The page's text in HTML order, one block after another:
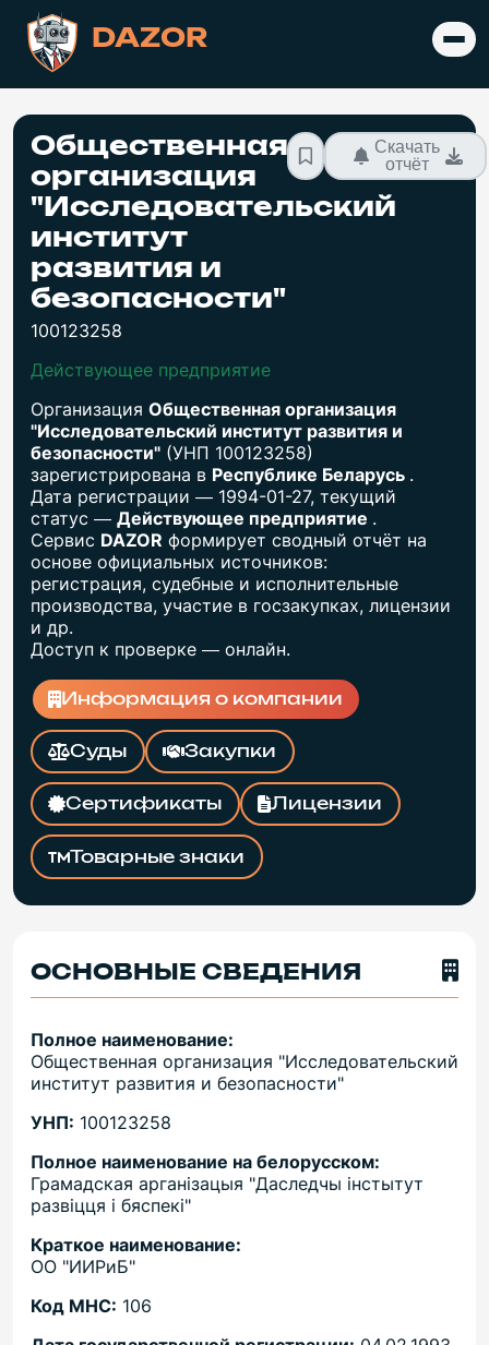
DAZOR
Общественная
организация
"Исследовательский
институт
развития и
безопасности"
100123258
Скачать
отчёт
Действующее предприятие
Организация Общественная организация
"Исследовательский институт развития и
безопасности" (УНП 100123258)
зарегистрирована в Республике Беларусь .
Дата регистрации — 1994-01-27, текущий
статус — Действующее предприятие .
Сервис DAZOR формирует сводный отчёт на
основе официальных источников:
регистрация, судебные и исполнительные
производства, участие в госзакупках, лицензии
и др.
Доступ к проверке — онлайн.
Информация о компании
Суды Закупки
Сертификаты Лицензии
Товарные знаки
ОСНОВНЫЕ СВЕДЕНИЯ
Полное наименование:
Общественная организация "Исследовательский
институт развития и безопасности"
УНП: 100123258
Полное наименование на белорусском:
Грамадская арганізацыя "Даследчы інстытут
развіцця і бяспекі"
Краткое наименование:
ОО "ИИРиБ"
Код МНС: 106